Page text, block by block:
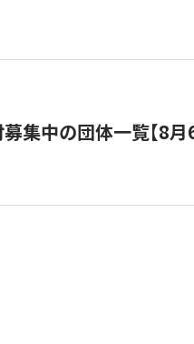
集中の団体一覧【8月